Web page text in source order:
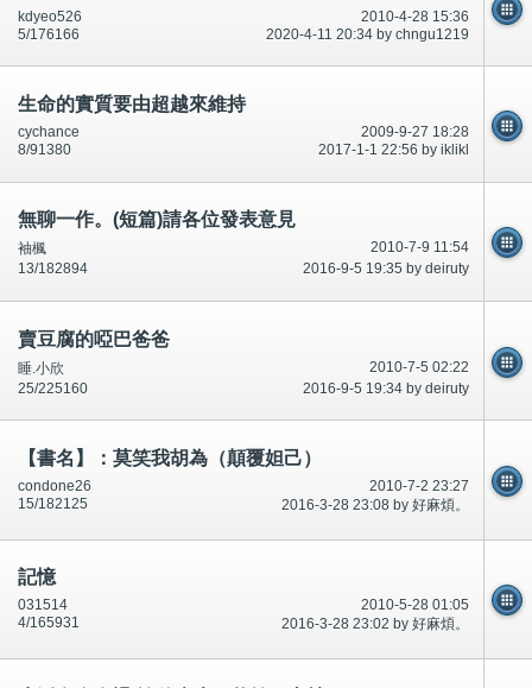
2010-4-28 15:36
kdyeo526
2020-4-11 20:34 by chngu1219
5/176166
生命的實質要由超越來維持
2009-9-27 18:28
cychance
2017-1-1 22:56 by iklikl
8/91380
無聊一作。(短篇)請各位發表意見
2010-7-9 11:54
袖楓
2016-9-5 19:35 by deiruty
13/182894
賣豆腐的啞巴爸爸
2010-7-5 02:22
睡.小欣
2016-9-5 19:34 by deiruty
25/225160
【書名】：莫笑我胡為（顛覆妲己）
2010-7-2 23:27
condone26
2016-3-28 23:08 by 好麻煩。
15/182125
記憶
2010-5-28 01:05
031514
2016-3-28 23:02 by 好麻煩。
4/165931